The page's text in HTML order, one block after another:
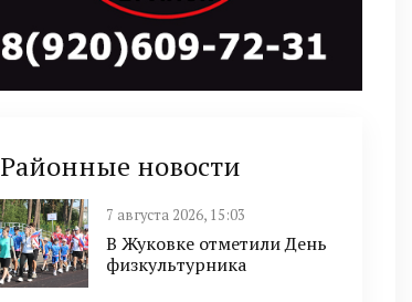
Районные новости
7 августа 2026, 15:03
В Жуковке отметили День
физкультурника